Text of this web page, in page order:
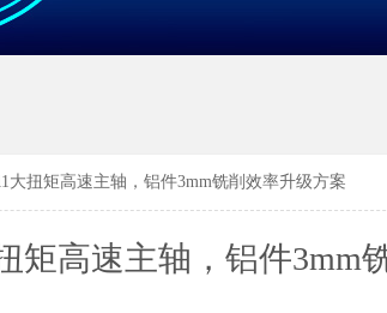
大扭矩高速主轴，铝件3mm铣削效率升级方案
矩高速主轴，铝件3mm